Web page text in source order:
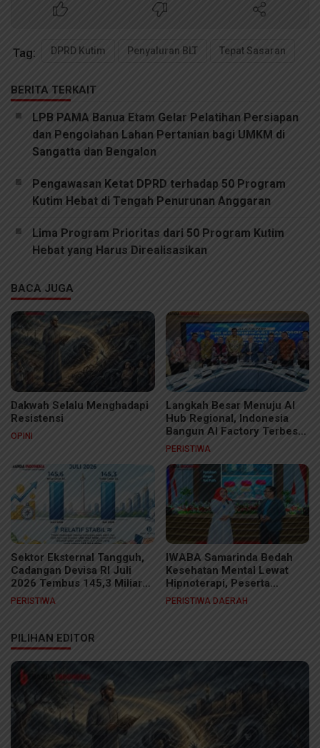
Tag: DPRD Kutim Penyaluran BLT Tepat Sasaran
BERITA TERKAIT
LPB PAMA Banua Etam Gelar Pelatihan Persiapan
dan Pengolahan Lahan Pertanian bagi UMKM di
Sangatta dan Bengalon
Pengawasan Ketat DPRD terhadap 50 Program
Kutim Hebat di Tengah Penurunan Anggaran
Lima Program Prioritas dari 50 Program Kutim
Hebat yang Harus Direalisasikan
BACA JUGA
Dakwah Selalu Menghadapi
Resistensi
OPINI
Langkah Besar Menuju AI
Hub Regional, Indonesia
Bangun AI Factory Terbesar
di ASEAN
PERISTIWA
Sektor Eksternal Tangguh,
Cadangan Devisa RI Juli
2026 Tembus 145,3 Miliar
Dolar AS
PERISTIWA
IWABA Samarinda Bedah
Kesehatan Mental Lewat
Hipnoterapi, Peserta
Sukses Sembuhkan Fobia
PERISTIWA DAERAH
PILIHAN EDITOR